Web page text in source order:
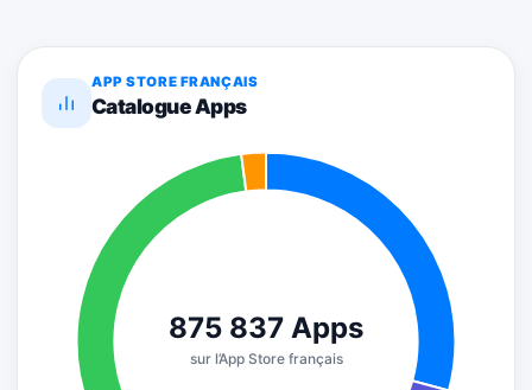
APP STORE FRANÇAIS
Catalogue Apps